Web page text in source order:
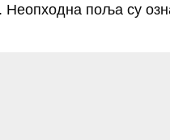
Неопходна поља су